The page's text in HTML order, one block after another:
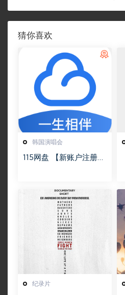
猜你喜欢
韩国演唱会
115网盘 【新账户注册】
纪录片